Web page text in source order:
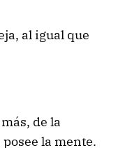
al igual que
de la
la mente.